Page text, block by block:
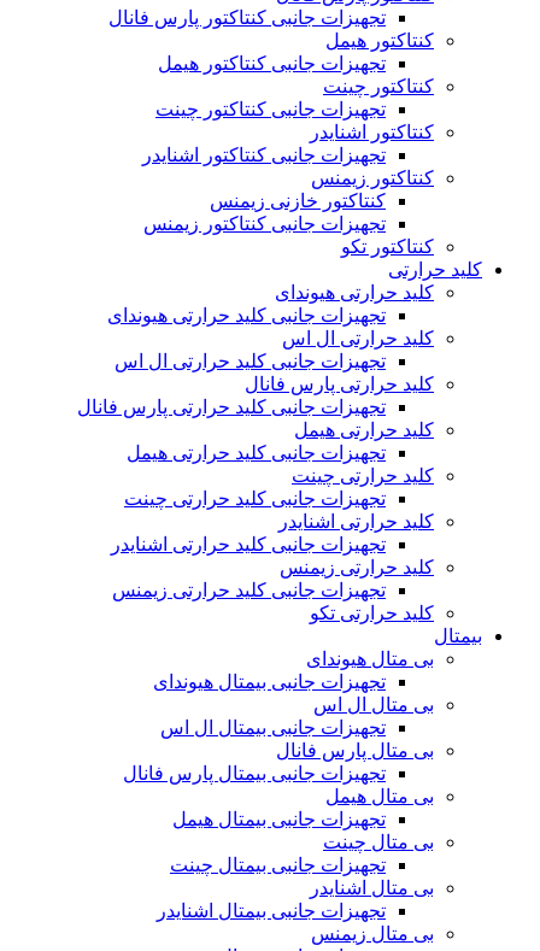
تجهیزات جانبی کنتاکتور پارس فانال
کنتاکتور هیمل
تجهیزات جانبی کنتاکتور هیمل
کنتاکتور چینت
تجهیزات جانبی کنتاکتور چینت
کنتاکتور اشنایدر
تجهیزات جانبی کنتاکتور اشنایدر
کنتاکتور زیمنس
کنتاکتور خازنی زیمنس
تجهیزات جانبی کنتاکتور زیمنس
کنتاکتور تکو
کلید حرارتی
کلید حرارتی هیوندای
تجهیزات جانبی کلید حرارتی هیوندای
کلید حرارتی ال اس
تجهیزات جانبی کلید حرارتی ال اس
کلید حرارتی پارس فانال
تجهیزات جانبی کلید حرارتی پارس فانال
کلید حرارتی هیمل
تجهیزات جانبی کلید حرارتی هیمل
کلید حرارتی چینت
تجهیزات جانبی کلید حرارتی چینت
کلید حرارتی اشنایدر
تجهیزات جانبی کلید حرارتی اشنایدر
کلید حرارتی زیمنس
تجهیزات جانبی کلید حرارتی زیمنس
کلید حرارتی تکو
بیمتال
بی متال هیوندای
تجهیزات جانبی بیمتال هیوندای
بی متال ال اس
تجهیزات جانبی بیمتال ال اس
بی متال پارس فانال
تجهیزات جانبی بیمتال پارس فانال
بی متال هیمل
تجهیزات جانبی بیمتال هیمل
بی متال چینت
تجهیزات جانبی بیمتال چینت
بی متال اشنایدر
تجهیزات جانبی بیمتال اشنایدر
بی متال زیمنس